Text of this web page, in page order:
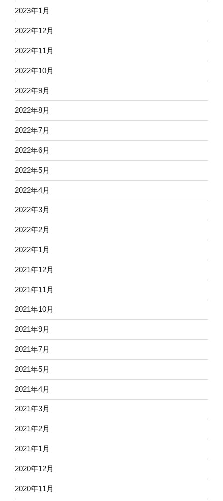
2023年1月
2022年12月
2022年11月
2022年10月
2022年9月
2022年8月
2022年7月
2022年6月
2022年5月
2022年4月
2022年3月
2022年2月
2022年1月
2021年12月
2021年11月
2021年10月
2021年9月
2021年7月
2021年5月
2021年4月
2021年3月
2021年2月
2021年1月
2020年12月
2020年11月